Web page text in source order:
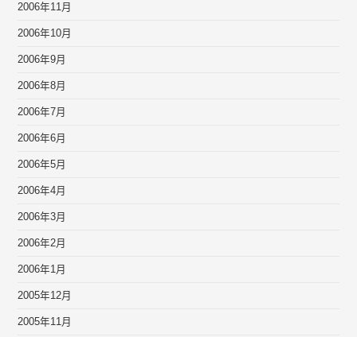
2006年11月
2006年10月
2006年9月
2006年8月
2006年7月
2006年6月
2006年5月
2006年4月
2006年3月
2006年2月
2006年1月
2005年12月
2005年11月